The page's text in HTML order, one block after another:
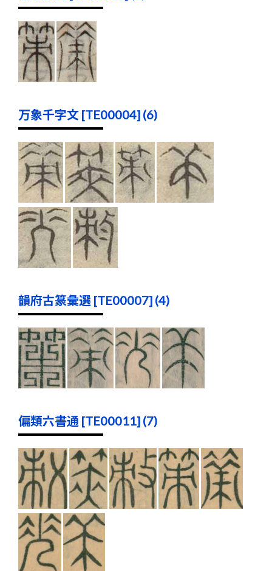
万象千字文 [TE00004] (6)
韻府古篆彙選 [TE00007] (4)
偏類六書通 [TE00011] (7)